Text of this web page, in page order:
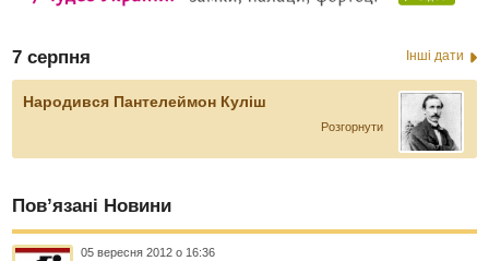
7 серпня Інші дати
Народився Пантелеймон Куліш
Розгорнути
Пов’язані Новини
05 вересня 2012 о 16:36